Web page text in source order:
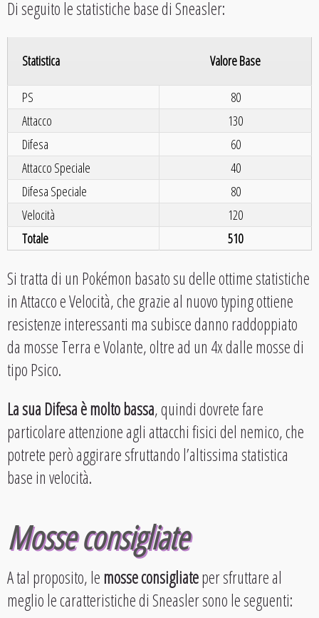
Di seguito le statistiche base di Sneasler:
Statistica Valore Base
PS
80
Attacco
130
Difesa
60
Attacco Speciale
40
Difesa Speciale
80
Velocità
120
Totale
510
Si tratta di un Pokémon basato su delle ottime statistiche
in Attacco e Velocità, che grazie al nuovo typing ottiene
resistenze interessanti ma subisce danno raddoppiato
da mosse Terra e Volante, oltre ad un 4x dalle mosse di
tipo Psico.
La sua Difesa è molto bassa, quindi dovrete fare
particolare attenzione agli attacchi fisici del nemico, che
potrete però aggirare sfruttando l’altissima statistica
base in velocità.
Mosse consigliate
A tal proposito, lemosse consigliateper sfruttare al
meglio le caratteristiche di Sneasler sono le seguenti: